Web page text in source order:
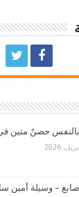
بالنفس حصنٌ متين في
– وسيلة أمين